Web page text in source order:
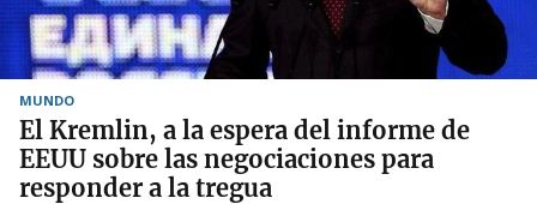
MUNDO
El Kremlin, a la espera del informe de
EEUU sobre las negociaciones para
responder a la tregua